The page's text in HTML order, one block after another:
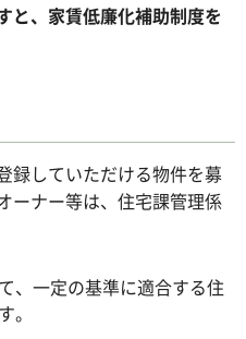
と、家賃低廉化補助制度を
録していただける物件を募
ーナー等は、住宅課管理係
、一定の基準に適合する住
。